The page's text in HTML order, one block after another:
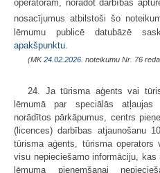
operatoram, norādot darbības
nosacījumus atbilstoši šo
lēmumu publicē datubāzē
apakšpunktu
(MK24.02.2026. noteikumu Nr. 76
24. Ja tūrisma aģents vai
lēmumā par speciālās atļaujas
norādītos pārkāpumus, centrs
(licences) darbības atjaunošanu
tūrisma aģents, tūrisma
visu nepieciešamo informāciju,
lēmuma pieņemšanai